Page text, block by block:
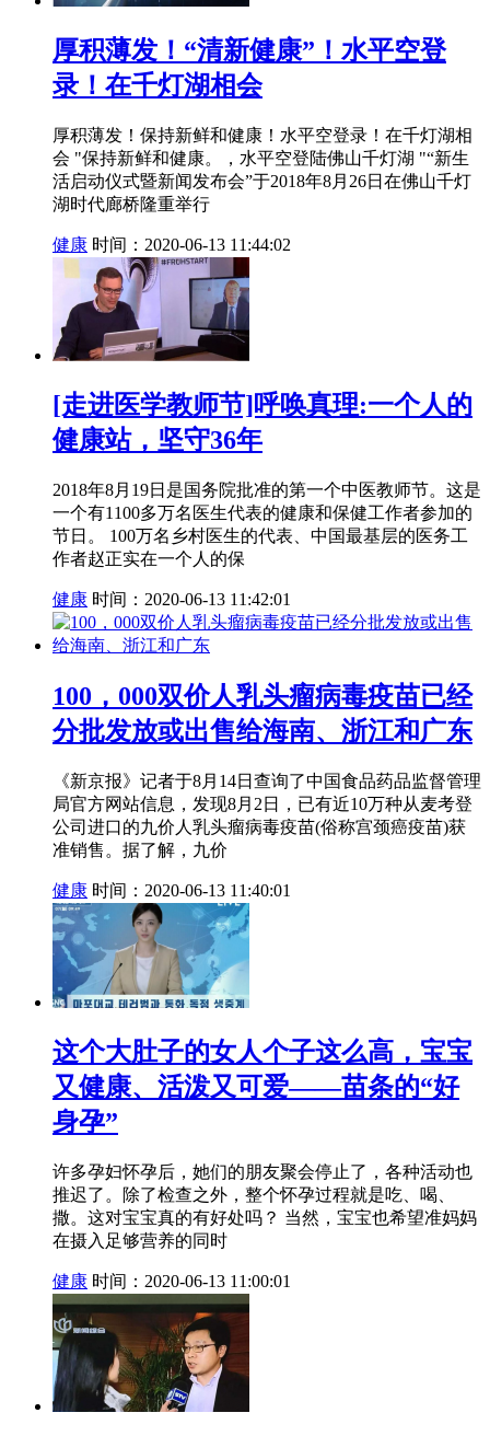
厚积薄发！“清新健康”！水平空登
录！在千灯湖相会
厚积薄发！保持新鲜和健康！水平空登录！在千灯湖相
会 "保持新鲜和健康。，水平空登陆佛山千灯湖 "“新生
活启动仪式暨新闻发布会”于2018年8月26日在佛山千灯
湖时代廊桥隆重举行
健康 时间：2020-06-13 11:44:02
[走进医学教师节]呼唤真理:一个人的
健康站，坚守36年
2018年8月19日是国务院批准的第一个中医教师节。这是
一个有1100多万名医生代表的健康和保健工作者参加的
节日。 100万名乡村医生的代表、中国最基层的医务工
作者赵正实在一个人的保
健康 时间：2020-06-13 11:42:01
100，000双价人乳头瘤病毒疫苗已经
分批发放或出售给海南、浙江和广东
《新京报》记者于8月14日查询了中国食品药品监督管理
局官方网站信息，发现8月2日，已有近10万种从麦考登
公司进口的九价人乳头瘤病毒疫苗(俗称宫颈癌疫苗)获
准销售。据了解，九价
健康 时间：2020-06-13 11:40:01
这个大肚子的女人个子这么高，宝宝
又健康、活泼又可爱——苗条的“好
身孕”
许多孕妇怀孕后，她们的朋友聚会停止了，各种活动也
推迟了。除了检查之外，整个怀孕过程就是吃、喝、
撒。这对宝宝真的有好处吗？ 当然，宝宝也希望准妈妈
在摄入足够营养的同时
健康 时间：2020-06-13 11:00:01